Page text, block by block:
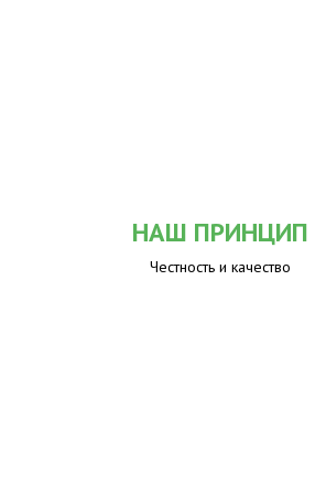
НАШ ПРИНЦИП
Честность и качество